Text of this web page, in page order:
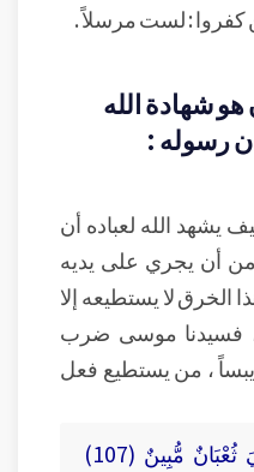
كفروا : لست مرسلاً .
شهادة الله
رسوله :
يشهد الله لعباده أن
من أن يجري على يديه
الخرق لا يستطيعه إلا
فسيدنا موسى ضرب
، من يستطيع فعل
﴿ فَأَلْقَىٰ عَصَاهُ فَإِذَا هِيَ ثُعْبَانٌ مُّبِينٌ (107)